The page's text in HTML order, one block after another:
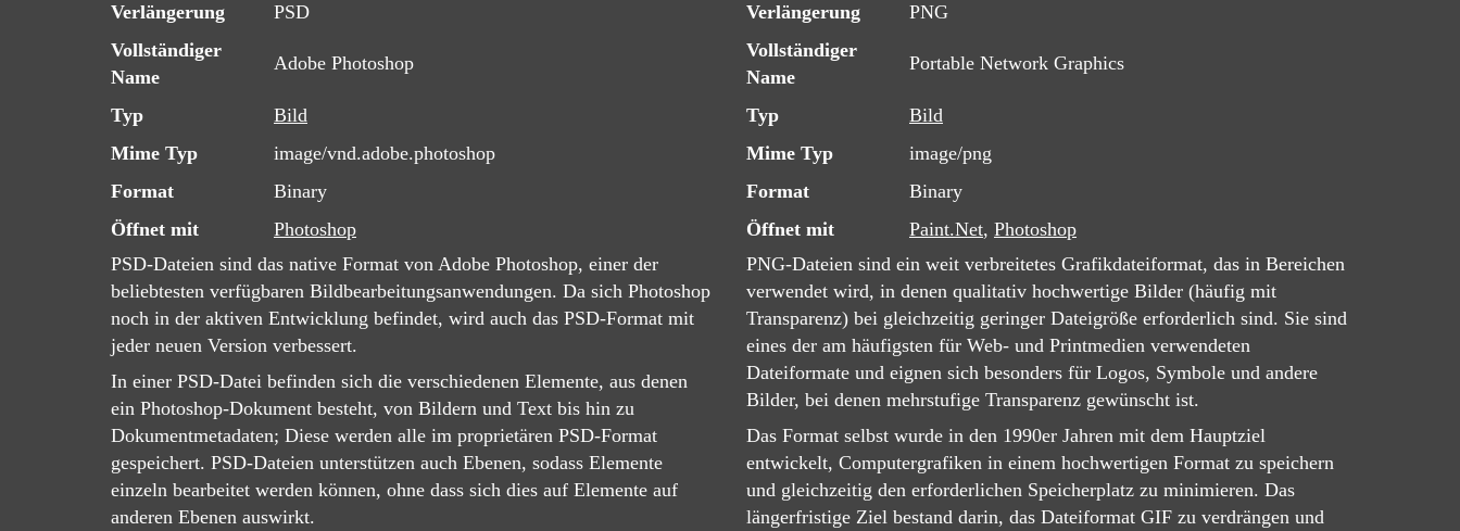
Verlängerung
PSD
Vollständiger
Name
Adobe Photoshop
Typ
Bild
Mime Typ
image/vnd.adobe.photoshop
Format
Binary
Öffnet mit
Photoshop
PSD-Dateien sind das native Format von Adobe Photoshop, einer der
beliebtesten verfügbaren Bildbearbeitungsanwendungen. Da sich Photoshop
noch in der aktiven Entwicklung befindet, wird auch das PSD-Format mit
jeder neuen Version verbessert.
In einer PSD-Datei befinden sich die verschiedenen Elemente, aus denen
ein Photoshop-Dokument besteht, von Bildern und Text bis hin zu
Dokumentmetadaten; Diese werden alle im proprietären PSD-Format
gespeichert. PSD-Dateien unterstützen auch Ebenen, sodass Elemente
einzeln bearbeitet werden können, ohne dass sich dies auf Elemente auf
anderen Ebenen auswirkt.
Verlängerung
PNG
Vollständiger
Name
Portable Network Graphics
Typ
Bild
Mime Typ
image/png
Format
Binary
Öffnet mit
Paint.Net, Photoshop
PNG-Dateien sind ein weit verbreitetes Grafikdateiformat, das in Bereichen
verwendet wird, in denen qualitativ hochwertige Bilder (häufig mit
Transparenz) bei gleichzeitig geringer Dateigröße erforderlich sind. Sie sind
eines der am häufigsten für Web- und Printmedien verwendeten
Dateiformate und eignen sich besonders für Logos, Symbole und andere
Bilder, bei denen mehrstufige Transparenz gewünscht ist.
Das Format selbst wurde in den 1990er Jahren mit dem Hauptziel
entwickelt, Computergrafiken in einem hochwertigen Format zu speichern
und gleichzeitig den erforderlichen Speicherplatz zu minimieren. Das
längerfristige Ziel bestand darin, das Dateiformat GIF zu verdrängen und